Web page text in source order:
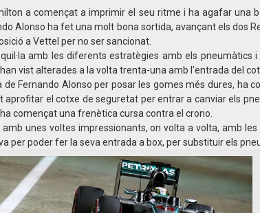
a començat a imprimir el seu ritme i ha agafar una
Alonso ha fet una molt bona sortida, avançant els dos
a Vettel per no ser sancionat.
amb les diferents estratègies amb els pneumàtics
vist alterades a la volta trenta-una amb l’entrada del
Fernando Alonso per posar les gomes més dures, ha
aprofitar el cotxe de seguretat per entrar a canviar els
començat una frenètica cursa contra el crono.
amb unes voltes impressionants, on volta a volta, amb
per poder fer la seva entrada a box, per substituir els